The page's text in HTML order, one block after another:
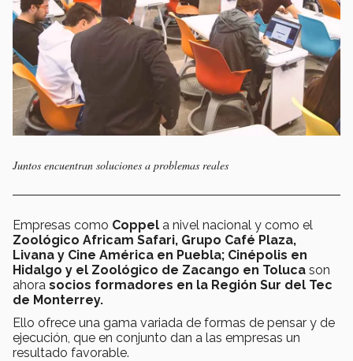
Juntos encuentran soluciones a problemas reales
Empresas como Coppel a nivel nacional y como el
Zoológico Africam Safari, Grupo Café Plaza,
Livana y Cine América en Puebla; Cinépolis en
Hidalgo y el Zoológico de Zacango en Toluca son
ahora socios formadores en la Región Sur del Tec
de Monterrey.
Ello ofrece una gama variada de formas de pensar y de
ejecución, que en conjunto dan a las empresas un
resultado favorable.